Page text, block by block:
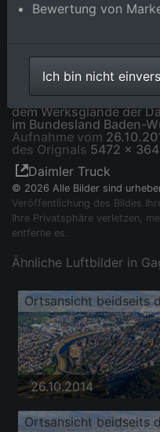
Ortsansicht beidseits
dem Werksglände der
im Bundesland Baden-
Aufnahme vom
des Orignals 5472 x
Daimler Truck
© 2026 Alle Bilder sind
Veröffentlichung des Bildes
Ihre Privatsphäre verletzen,
entferne es.
Ähnliche Luftbilder in
26.10.2014
Bewertung von
Ich bin nicht